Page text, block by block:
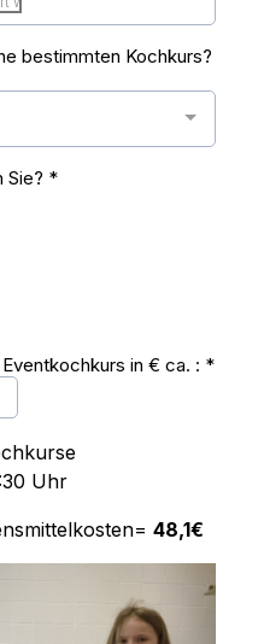
bestimmten Kochkurs?
Sie? *
in € ca. : *
Uhr
48,1€